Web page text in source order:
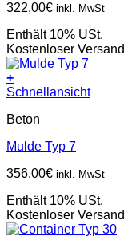
322,00€ inkl. MwSt
Enthält 10% USt.
Kostenloser Versand
+
Schnellansicht
Beton
Mulde Typ 7
356,00€ inkl. MwSt
Enthält 10% USt.
Kostenloser Versand